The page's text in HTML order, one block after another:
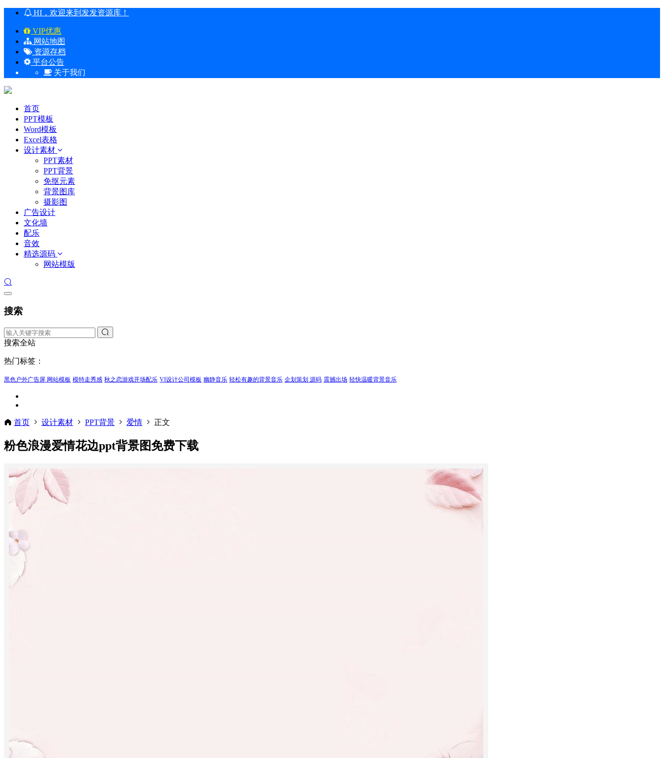
HI，欢迎来到发发资源库！
VIP优惠
网站地图
资源存档
平台公告
关于我们
首页
PPT模板
Word模板
Excel表格
设计素材
PPT素材
PPT背景
免抠元素
背景图库
摄影图
广告设计
文化墙
配乐
音效
精选源码
网站模版
搜索
搜索全站
热门标签：
黑色户外广告屏 网站模板 模特走秀感 秋之恋游戏开场配乐 VI设计公司模板 幽静音乐 轻松有趣的背景音乐 企划策划 源码 震撼出场 轻快温暖背景音乐
首页 设计素材 PPT背景 爱情 正文
粉色浪漫爱情花边ppt背景图免费下载